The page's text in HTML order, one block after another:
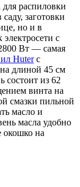
распиловки
заготовки
но и в
с
Вт — самая
Huterс
длиной 45 см
состоит из 62
винта на
смазки пильной
масло и
масла удобно
окошко на